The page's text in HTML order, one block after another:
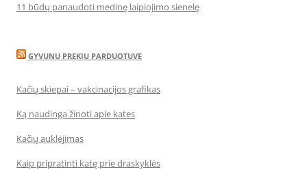
11 būdų panaudoti medinę laipiojimo sienelę
GYVUNU PREKIU PARDUOTUVE
Kačių skiepai – vakcinacijos grafikas
Ką naudinga žinoti apie kates
Kačių auklėjimas
Kaip pripratinti katę prie draskyklės